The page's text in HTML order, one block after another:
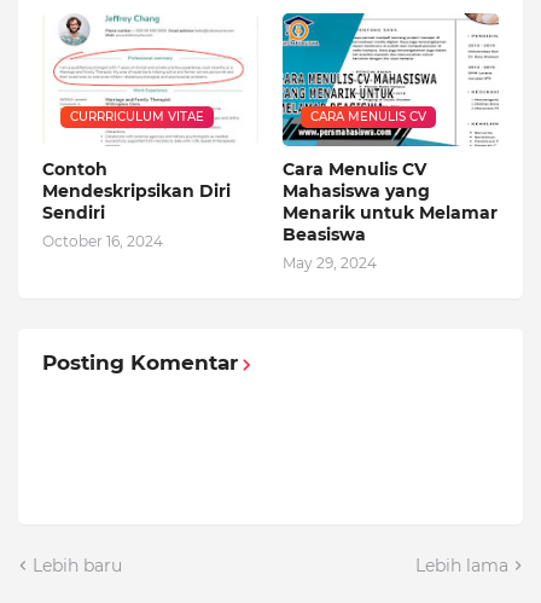
CURRRICULUM VITAE
Contoh
Mendeskripsikan Diri
Sendiri
October 16, 2024
CARA MENULIS CV
Cara Menulis CV
Mahasiswa yang
Menarik untuk Melamar
Beasiswa
May 29, 2024
Posting Komentar
Lebih baru Lebih lama